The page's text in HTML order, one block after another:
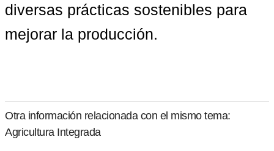
diversas prácticas sostenibles para
mejorar la producción.
Otra información relacionada con el mismo tema:
Agricultura Integrada